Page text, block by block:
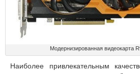
Модернизированная видеокарта
Наиболее привлекательным